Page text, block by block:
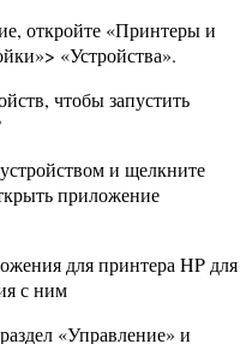
откройте «Принтеры и
«Устройства».
и щелкните
приложение
«Управление» и